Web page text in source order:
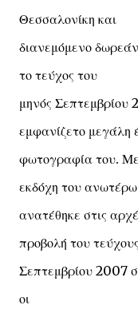
Θεσσαλονίκη και
διανεμόμενο δωρεάν
το τεύχος του
μηνός Σεπτεμβρίου
εμφανίζετο μεγάλη
φωτογραφία του.
εκδόχη του ανωτέρω
ανατέθηκε στις
προβολή του τεύχους
Σεπτεμβρίου 2007
οι